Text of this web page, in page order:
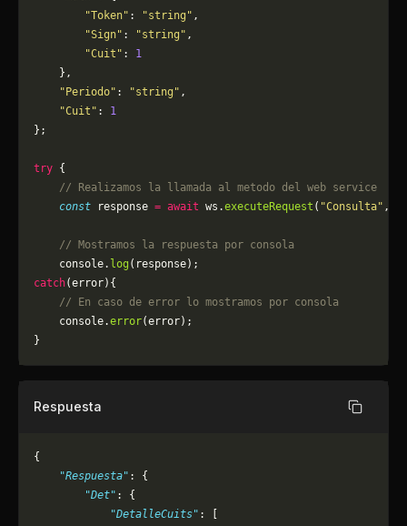
        "Token"
: "string" ,
        "Sign"
: "string" ,
        "Cuit"
: 1
    },
    "Periodo"
: "string" ,
    "Cuit"
: 1
};
try {
    // Realizamos la llamada al metodo del web service
    const
response = await ws.executeRequest ( "Consulta" ,
    // Mostramos la respuesta por consola
    console.
log (response);
catch(error){
    // En caso de error lo mostramos por consola
	console.
error(error);
}
Respuesta Copiar
{
    "Respuesta"
: {
        "Det"
: {
            "DetalleCuits"
: [